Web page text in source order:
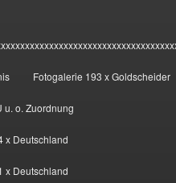
Fotogalerie 193 x Goldscheider
u. o. Zuordnung
x Deutschland
x Deutschland